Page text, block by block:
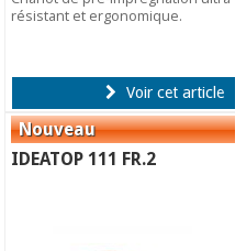
résistant et ergonomique.
Voir cet article
IDEATOP 111 FR.2